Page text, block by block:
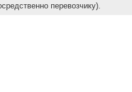
перевозчику).